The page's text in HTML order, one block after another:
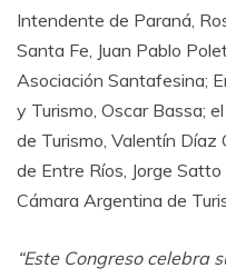
Intendente de Paraná,
Santa Fe, Juan Pablo
Asociación Santafesina;
y Turismo, Oscar Bassa;
de Turismo, Valentín Díaz
de Entre Ríos, Jorge
Cámara Argentina de
“Este Congreso celebra